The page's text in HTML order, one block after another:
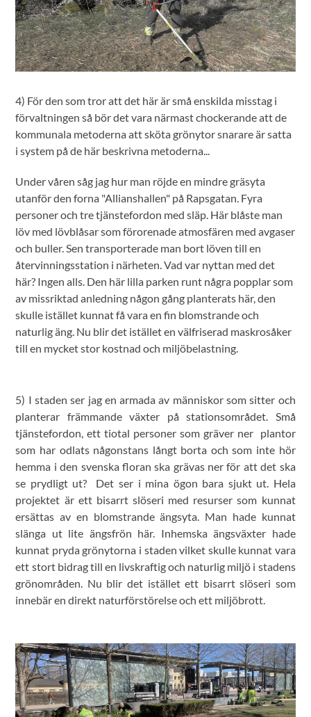
4) För den som tror att det här är små enskilda misstag i
förvaltningen så bör det vara närmast chockerande att de
kommunala metoderna att sköta grönytor snarare är satta
i system på de här beskrivna metoderna...
Under våren såg jag hur man röjde en mindre gräsyta
utanför den forna "Allianshallen" på Rapsgatan. Fyra
personer och tre tjänstefordon med släp. Här blåste man
löv med lövblåsar som förorenade atmosfären med avgaser
och buller. Sen transporterade man bort löven till en
återvinningsstation i närheten. Vad var nyttan med det
här? Ingen alls. Den här lilla parken runt några popplar som
av missriktad anledning någon gång planterats här, den
skulle istället kunnat få vara en fin blomstrande och
naturlig äng. Nu blir det istället en välfriserad maskrosåker
till en mycket stor kostnad och miljöbelastning.
5) I staden ser jag en armada av människor som sitter och
planterar främmande växter på stationsområdet. Små
tjänstefordon, ett tiotal personer som gräver ner plantor
som har odlats någonstans långt borta och som inte hör
hemma i den svenska floran ska grävas ner för att det ska
se prydligt ut? Det ser i mina ögon bara sjukt ut. Hela
projektet är ett bisarrt slöseri med resurser som kunnat
ersättas av en blomstrande ängsyta. Man hade kunnat
slänga ut lite ängsfrön här. Inhemska ängsväxter hade
kunnat pryda grönytorna i staden vilket skulle kunnat vara
ett stort bidrag till en livskraftig och naturlig miljö i stadens
grönområden. Nu blir det istället ett bisarrt slöseri som
innebär en direkt naturförstörelse och ett miljöbrott.